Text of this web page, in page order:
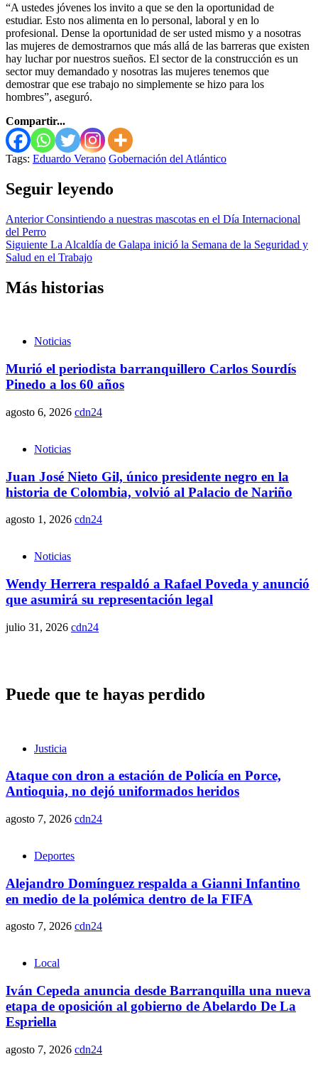
“A ustedes jóvenes los invito a que se den la oportunidad de
estudiar. Esto nos alimenta en lo personal, laboral y en lo
profesional. Dense la oportunidad de ser usted mismo y a nosotras
las mujeres de demostrarnos que más allá de las barreras que existen
hay luchar por nuestros sueños. El sector de la construcción es un
sector muy demandado y nosotras las mujeres tenemos que
demostrar que ese trabajo no simplemente se hizo para los
hombres”, aseguró.
Compartir...
Tags: Eduardo Verano Gobernación del Atlántico
Seguir leyendo
AnteriorConsintiendo a nuestras mascotas en el Día Internacional
del Perro
Siguiente La Alcaldía de Galapa inició la Semana de la Seguridad y
Salud en el Trabajo
Más historias
Noticias
Murió el periodista barranquillero Carlos Sourdís
Pinedo a los 60 años
agosto 6, 2026 cdn24
Noticias
Juan José Nieto Gil, único presidente negro en la
historia de Colombia, volvió al Palacio de Nariño
agosto 1, 2026 cdn24
Noticias
Wendy Herrera respaldó a Rafael Poveda y anunció
que asumirá su representación legal
julio 31, 2026 cdn24
Puede que te hayas perdido
Justicia
Ataque con dron a estación de Policía en Porce,
Antioquia, no dejó uniformados heridos
agosto 7, 2026 cdn24
Deportes
Alejandro Domínguez respalda a Gianni Infantino
en medio de la polémica dentro de la FIFA
agosto 7, 2026 cdn24
Local
Iván Cepeda anuncia desde Barranquilla una nueva
etapa de oposición al gobierno de Abelardo De La
Espriella
agosto 7, 2026 cdn24